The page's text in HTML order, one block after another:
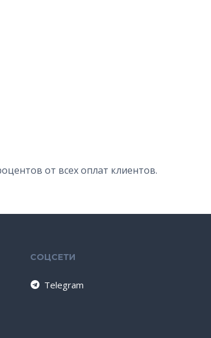
от всех оплат клиентов.
СОЦСЕТИ
Telegram